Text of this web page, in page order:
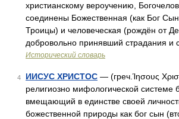
христианскому вероучению,
соединены Божественная (как Бог
Троицы) и человеческая (рождён от
добровольно принявший страдания и
Исторический словарь
4 ИИСУС ХРИСТОС — (греч.Ίησους
религиозно мифологической системе
вмещающий в единстве своей
божественной природы как бог сын